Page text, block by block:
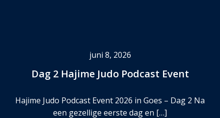
juni 8, 2026
Dag 2 Hajime Judo Podcast Event
Hajime Judo Podcast Event 2026 in Goes – Dag 2 Na
een gezellige eerste dag en […]